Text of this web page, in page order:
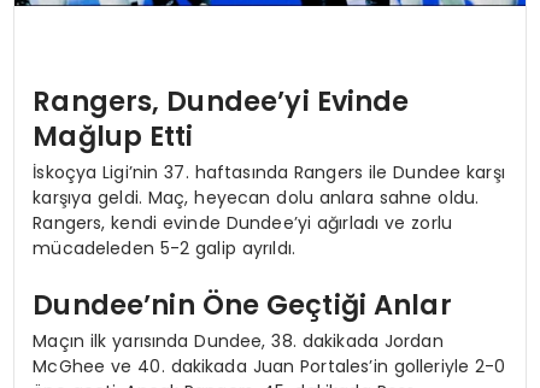
Rangers, Dundee’yi Evinde
Mağlup Etti
İskoçya Ligi’nin 37. haftasında Rangers ile Dundee karşı
karşıya geldi. Maç, heyecan dolu anlara sahne oldu.
Rangers, kendi evinde Dundee’yi ağırladı ve zorlu
mücadeleden 5-2 galip ayrıldı.
Dundee’nin Öne Geçtiği Anlar
Maçın ilk yarısında Dundee, 38. dakikada Jordan
McGhee ve 40. dakikada Juan Portales’in golleriyle 2-0